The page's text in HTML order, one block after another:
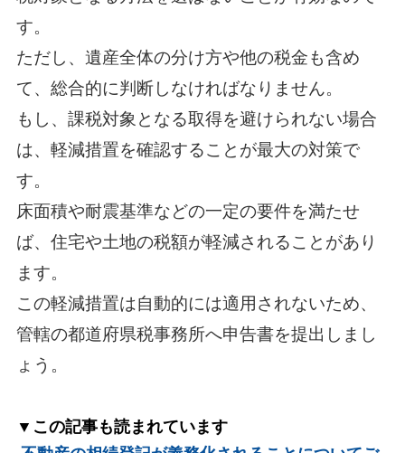
す。
ただし、遺産全体の分け方や他の税金も含め
て、総合的に判断しなければなりません。
もし、課税対象となる取得を避けられない場合
は、軽減措置を確認することが最大の対策で
す。
床面積や耐震基準などの一定の要件を満たせ
ば、住宅や土地の税額が軽減されることがあり
ます。
この軽減措置は自動的には適用されないため、
管轄の都道府県税事務所へ申告書を提出しまし
ょう。
▼この記事も読まれています